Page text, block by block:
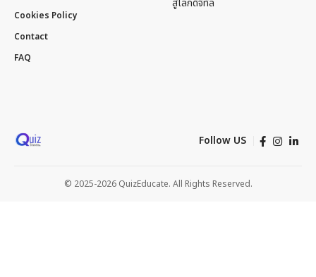
Cookies Policy
Contact
FAQ
สู่โลกดิจิทัล
Follow US
© 2025-2026 QuizEducate. All Rights Reserved.